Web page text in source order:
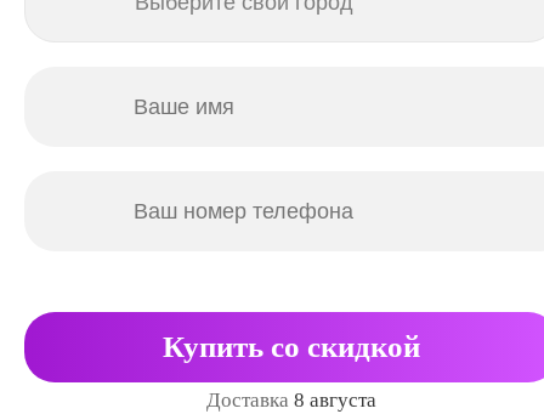
Купить со скидкой
Доставка 8 августа